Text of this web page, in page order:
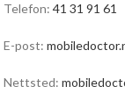
Telefon: 41 31 91 61
E-post:
Nettsted: